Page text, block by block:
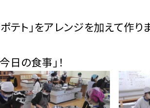
テト」をアレンジを加えて作り
日の食事」！